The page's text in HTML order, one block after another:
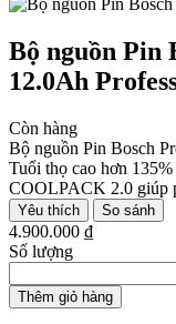
Bộ nguồn Pin
12.0Ah
Còn hàng
Bộ nguồn Pin Bosch
Tuổi thọ cao hơn
COOLPACK 2.0 giúp
Yêu thích So sánh
4.900.000 ₫
Số lượng
Thêm giỏ hàng